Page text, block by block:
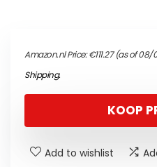
Amazon.nl Price:€111.27(as of 08/
Shipping.
KOOP
Add to wishlist